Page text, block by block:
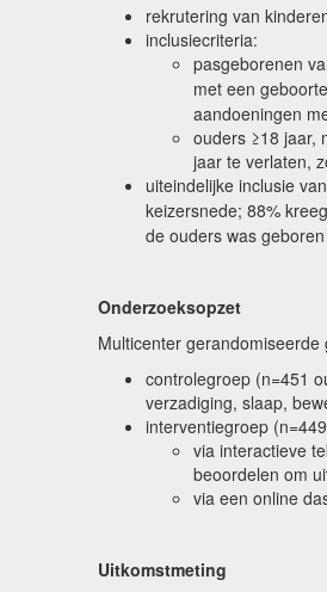
rekrutering van
inclusiecriteria:
pasgeborenen
met een
aandoeningen
ouders ≥18 jaar,
jaar te verlaten,
uiteindelijke inclusie
keizersnede; 88%
de ouders was
Onderzoeksopzet
Multicenter
controlegroep (n=451
verzadiging, slaap,
interventiegroep
via interactieve
beoordelen om
via een online
Uitkomstmeting